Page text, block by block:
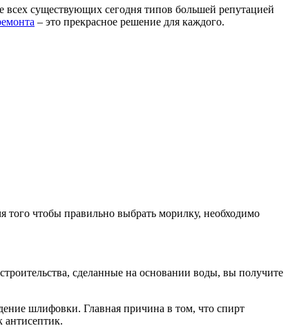
всех существующих сегодня типов большей репутацией
– это прекрасное решение для каждого.
чтобы правильно выбрать морилку, необходимо
сделанные на основании воды, вы получите
шлифовки. Главная причина в том, что спирт
антисептик.